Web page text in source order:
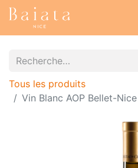
Tous les produits
Vin Blanc AOP Bellet-